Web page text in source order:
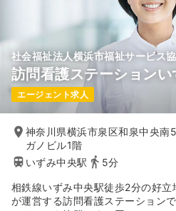
社会福祉法人横浜市福祉サービス
訪問看護ステーションい
エージェント求人
神奈川県横浜市泉区和泉中央南
ガノビル1階
いずみ中央駅
5分
相鉄線いずみ中央駅徒歩2分の好
が運営する訪問看護ステーション